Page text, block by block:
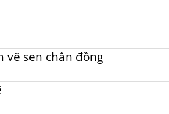
vẽ sen chân đồng